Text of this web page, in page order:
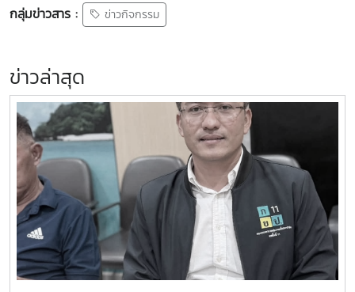
กลุ่มข่าวสาร : ข่าวกิจกรรม
ข่าวล่าสุด